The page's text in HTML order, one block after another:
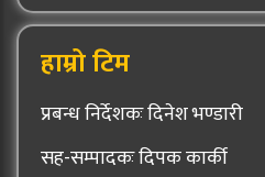
हाम्रो टिम
प्रबन्ध निर्देशकः दिनेश भण्डारी
सह-सम्पादकः दिपक कार्की